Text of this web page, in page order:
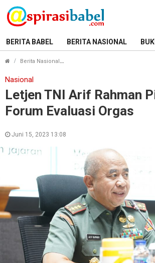
BERITA BABEL BERITA NASIONAL
Berita Nasional
Nasional
Letjen TNI Arif Rahman
Forum Evaluasi Orgas
Juni 15, 2023 13:08